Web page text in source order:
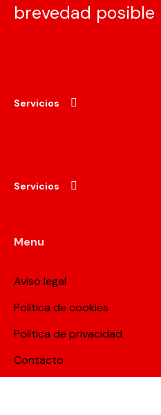
brevedad posible
Servicios
Servicios
Menu
Aviso legal
Política de cookies
Política de privacidad
Contacto